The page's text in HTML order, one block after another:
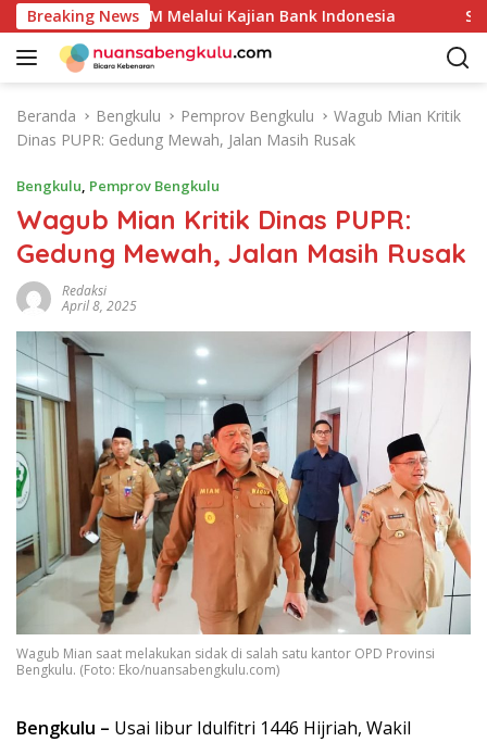
a
Breaking News
UMKM Melalui Kajian Bank Indonesia
Beranda Bengkulu Pemprov Bengkulu
Wagub Mian Kritik
Dinas PUPR: Gedung Mewah, Jalan Masih Rusak
Bengkulu, Pemprov Bengkulu
Wagub Mian Kritik Dinas PUPR:
Gedung Mewah, Jalan Masih Rusak
Redaksi
April 8, 2025
Wagub Mian saat melakukan sidak di salah satu kantor OPD Provinsi
Bengkulu. (Foto: Eko/nuansabengkulu.com)
Bengkulu – Usai libur Idulfitri 1446 Hijriah, Wakil